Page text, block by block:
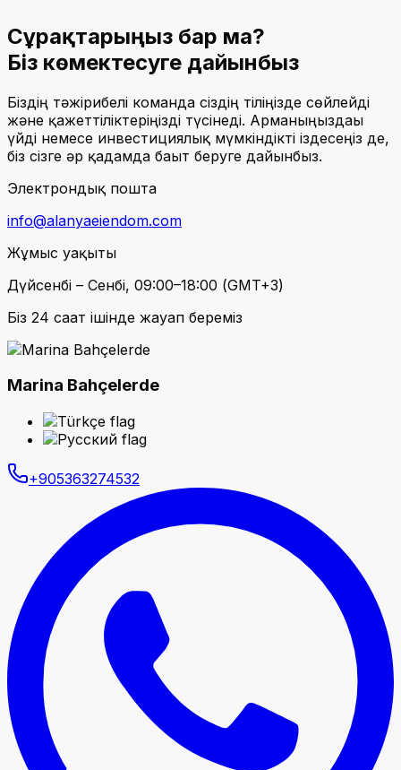
Сұрақтарыңыз бар ма?
Біз көмектесуге дайынбыз
Біздің тәжірибелі команда сіздің тіліңізде сөйлейді
және қажеттіліктеріңізді түсінеді. Арманыңыздағы
үйді немесе инвестициялық мүмкіндікті іздесеңіз де,
біз сізге әр қадамда бағыт беруге дайынбыз.
Электрондық пошта
info@alanyaeiendom.com
Жұмыс уақыты
Дүйсенбі – Сенбі, 09:00–18:00 (GMT+3)
Біз 24 сағат ішінде жауап береміз
Marina Bahçelerde
+905363274532